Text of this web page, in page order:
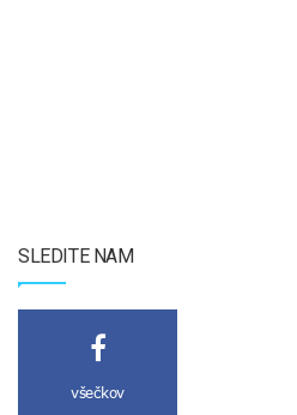
SLEDITE NAM
všečkov